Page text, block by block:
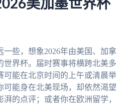
美加墨世界杯
一些，想象2026年由美国、加拿
世界杯。届时赛事将横跨北美多
可能在北京时间的上午或清晨举
可能身在北美现场，却依然渴望
的点评；或者你在欧洲留学，